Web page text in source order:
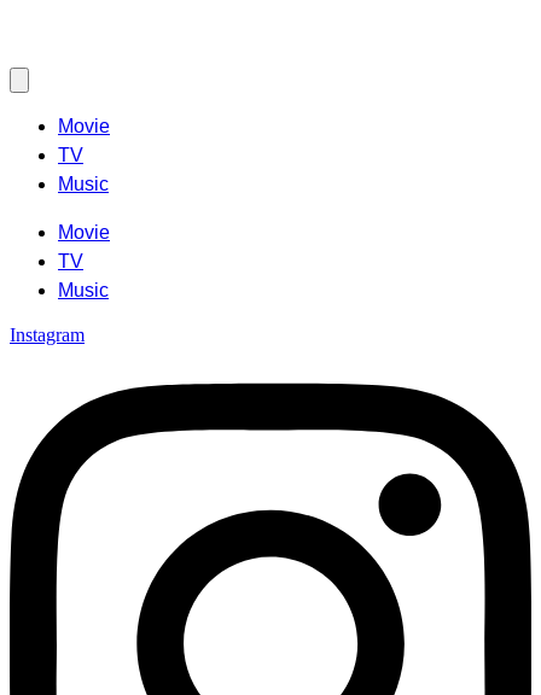
Movie
TV
Music
Movie
TV
Music
Instagram